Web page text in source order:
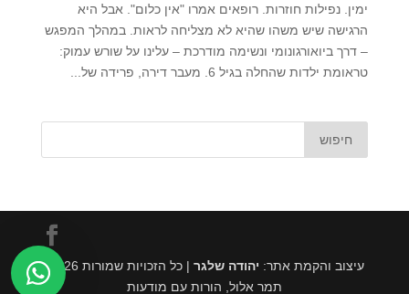
ימין. נפילות חוזרות. רופאים אמרו "אין כלום". אבל היא
הרגישה שיש משהו שהיא לא מצליחה לראות. במהלך המפגש
– דרך ביואורגונומי ונשימה מודרכת – עלינו על שורש עמוק:
טראומת ילדות שהחלה בגיל 6. מעבר דירה, פרידה של...
חיפוש
עיצוב והקמת אתר: יהודה שלגר
| כל הזכויות שמורות 2026.
תמר אלול, הורות עם מודעות